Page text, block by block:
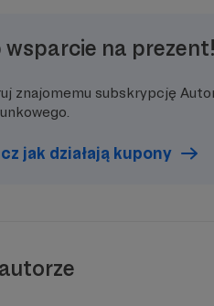
Tworzymy tam
taką małą,
ważne,
także nagrodę z
wsparcie na prezent!
znajomemu subskrypcję
jak działają kupony